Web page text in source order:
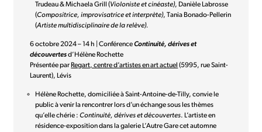
Trudeau & Michaela Grill (Violoniste et cinéaste), Danièle Labrosse
(Compositrice, improvisatrice et interprète), Tania Bonado-Pellerin
(Artiste multidisciplinaire de la relève).
6 octobre 2024 – 14 h | ConférenceContinuité, dérives et
découvertesd’Hélène Rochette
Présentée par Regart, centre d’artistes en art actuel (5995, rue Saint-
Laurent), Lévis
Hélène Rochette, domiciliée à Saint-Antoine-de-Tilly, convie le
public à venir la rencontrer lors d’un échange sous les thèmes
qu’elle chérie :Continuité, dérives et découvertes. L’artiste en
résidence-exposition dans la galerie L’Autre Gare cet automne